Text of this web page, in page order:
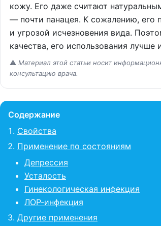
кожу. Его даже считают
— почти панацея. К сожалению, его
и угрозой исчезновения вида.
качества, его использования лучше
⚠️ Материал этой статьи носит
консультацию врача.
Содержание
Свойства
Применение по состояниям
Депрессия
Усталость
Гинекологическая инфекция
ЛОР-инфекция
Другие применения